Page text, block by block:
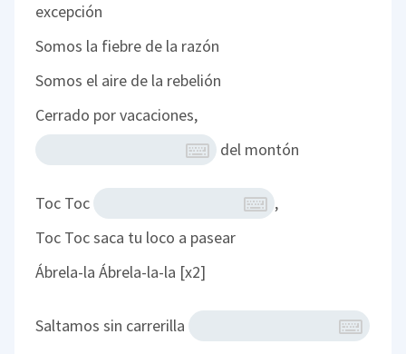
excepción
Somos la fiebre de la razón
Somos el aire de la rebelión
Cerrado por vacaciones,
del montón
Toc Toc
,
Toc Toc saca tu loco a pasear
Ábrela-la Ábrela-la-la [x2]
Saltamos sin carrerilla